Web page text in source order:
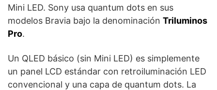
Mini LED. Sony usa quantum dots en sus
modelos Bravia bajo la denominación Triluminos
Pro.
Un QLED básico (sin Mini LED) es simplemente
un panel LCD estándar con retroiluminación LED
convencional y una capa de quantum dots. La